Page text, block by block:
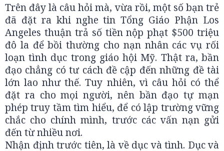
Trên đây là câu hỏi mà, vừa rồi, một số bạn trẻ
đã đặt ra khi nghe tin Tổng Giáo Phận Los
Angeles thuận trả số tiền nộp phạt $500 triệu
đô la để bồi thường cho nạn nhân các vụ rối
loạn tình dục trong giáo hội Mỹ. Thật ra, bần
đạo chẳng có tư cách đề cập đến những đề tài
lớn lao như thế. Tuy nhiên, vì câu hỏi có thể
đặt ra cho mọi người, nên bần đạo tự mạn
phép truy tầm tìm hiểu, để có lập trường vững
chắc cho chính mình, trước các vấn nạn gửi
đến từ nhiều nơi.
Nhận định trước tiên, là về dục và tình. Dục và